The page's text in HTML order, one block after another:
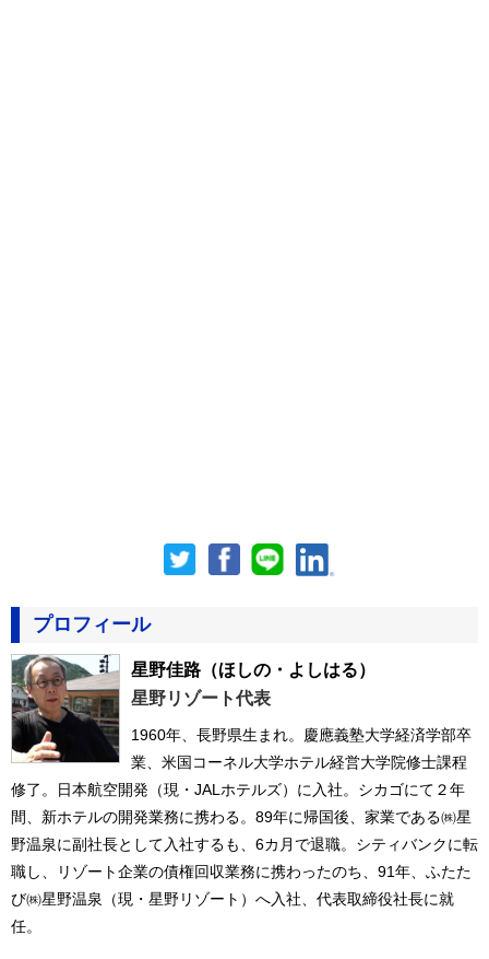
プロフィール
星野佳路 （ほしの・よしはる）
星野リゾート代表
1960年、長野県生まれ。慶應義塾大学経済学部卒
業、米国コーネル大学ホテル経営大学院修士課程
修了。日本航空開発（現・JALホテルズ）に入社。シカゴにて２年
間、新ホテルの開発業務に携わる。89年に帰国後、家業である㈱星
野温泉に副社長として入社するも、6カ月で退職。シティバンクに転
職し、リゾート企業の債権回収業務に携わったのち、91年、ふたた
び㈱星野温泉（現・星野リゾート）へ入社、代表取締役社長に就
任。